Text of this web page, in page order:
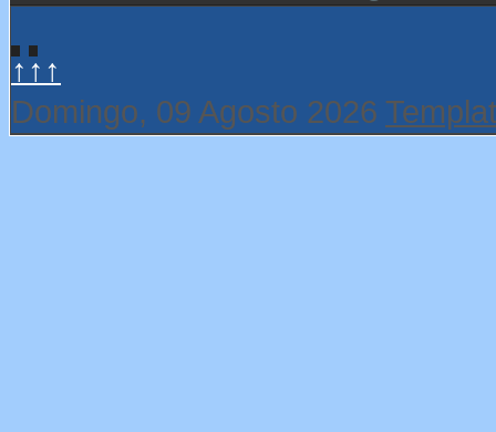
↑↑↑
Domingo, 09 Agosto 2026